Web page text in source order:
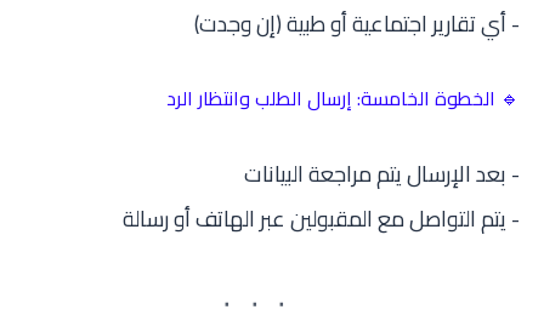
- أي تقارير اجتماعية أو طبية (إن وجدت)
🔹 الخطوة الخامسة: إرسال الطلب وانتظار الرد
- بعد الإرسال يتم مراجعة البيانات
- يتم التواصل مع المقبولين عبر الهاتف أو رسالة